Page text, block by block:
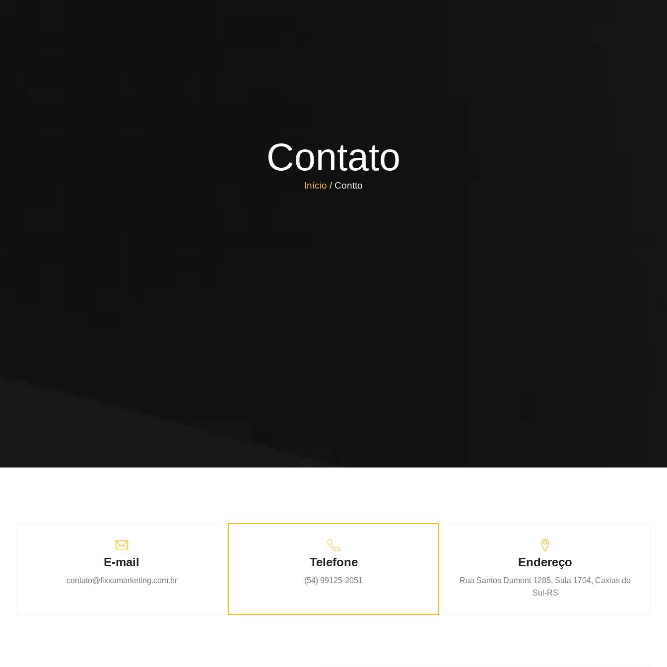
Contato
Início / Contto
E-mail
contato@fixxamarketing.com.br
Telefone
(54) 99125-2051
Endereço
Rua Santos Dumont 1285, Sala 1704, Caxias do
Sul-RS